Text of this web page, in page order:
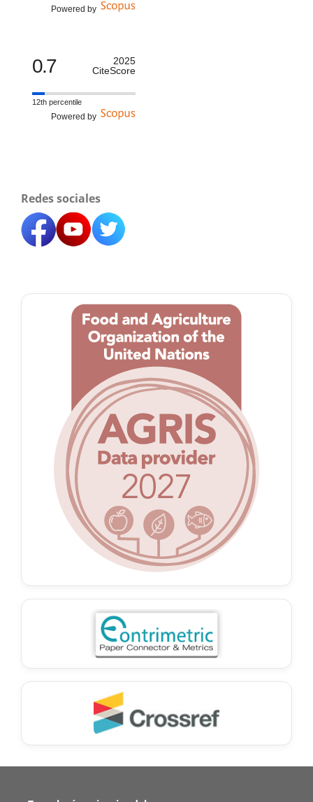
Powered by
0.7
2025
CiteScore
12th percentile
Powered by
Redes sociales